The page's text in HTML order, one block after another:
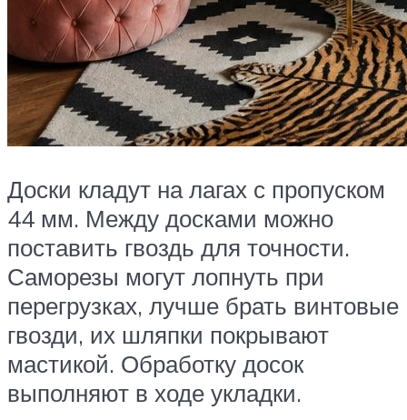
Доски кладут на лагах с пропуском
44 мм. Между досками можно
поставить гвоздь для точности.
Саморезы могут лопнуть при
перегрузках, лучше брать винтовые
гвозди, их шляпки покрывают
мастикой. Обработку досок
выполняют в ходе укладки.